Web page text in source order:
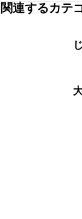
は出来たてをお召
す。
連するカテ